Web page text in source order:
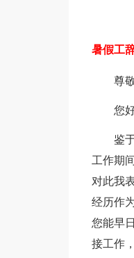
暑假工
尊
您
鉴
工作期
对此我
经历作
您能早
接工作